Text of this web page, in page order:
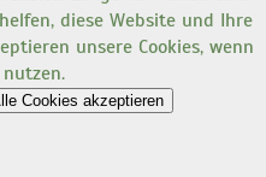
diese Website und Ihre
unsere Cookies, wenn
Cookies akzeptieren